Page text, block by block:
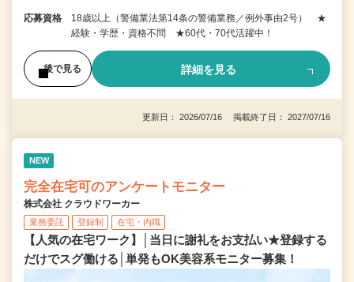
応募資格
18歳以上（警備業法第14条の警備業務／例外事由2号） ★
経験・学歴・資格不問 ★60代・70代活躍中！
後で見る 詳細を見る
更新日： 2026/07/16 掲載終了日： 2027/07/16
NEW
完全在宅可のアンケートモニター
株式会社 クラウドワーカー
業務委託 登録制 在宅・内職
【人気の在宅ワーク】│当日に謝礼をお支払い★登録する
だけでスグ働ける│単発もOK美容系モニター募集！